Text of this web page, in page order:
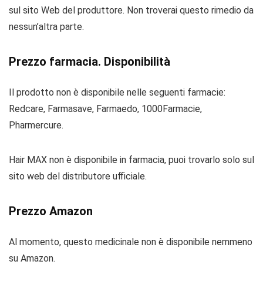
sul sito Web del produttore. Non troverai questo rimedio da
nessun’altra parte.
Prezzo farmacia. Disponibilità
Il prodotto non è disponibile nelle seguenti farmacie:
Redcare, Farmasave, Farmaedo, 1000Farmacie,
Pharmercure.
Hair MAX non è disponibile in farmacia, puoi trovarlo solo sul
sito web del distributore ufficiale.
Prezzo Amazon
Al momento, questo medicinale non è disponibile nemmeno
su Amazon.